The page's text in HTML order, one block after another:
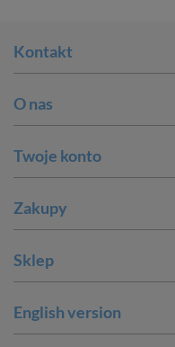
Kontakt
O nas
Twoje konto
Zakupy
Sklep
English version